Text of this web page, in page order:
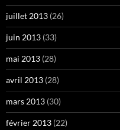
juillet 2013 (26)
juin 2013 (33)
mai 2013 (28)
avril 2013 (28)
mars 2013 (30)
février 2013 (22)